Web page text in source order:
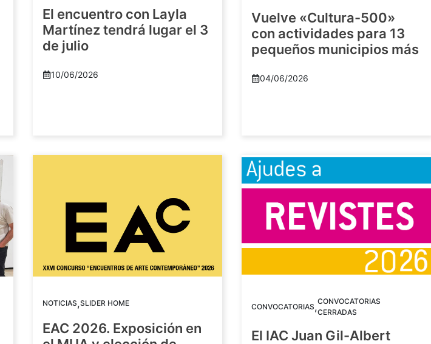
El encuentro con Layla
Martínez tendrá lugar el 3
de julio
10/06/2026
Vuelve «Cultura-500»
con actividades para 13
pequeños municipios más
04/06/2026
NOTICIAS,SLIDER HOME
EAC 2026. Exposición en
CONVOCATORIAS,CONVOCATORIAS
CERRADAS
El IAC Juan Gil-Albert